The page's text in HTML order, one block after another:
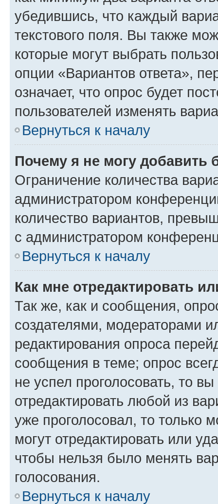
убедившись, что каждый
текстового поля. Вы также
которые могут выбрать
опции «Вариантов ответа»,
означает, что опрос будет
пользователей изменять
Вернуться к началу
Почему я не могу добавить
Ограничение количества
администратором
количество вариантов,
с администратором
Вернуться к началу
Как мне отредактировать
Так же, как и сообщения,
создателями, модераторами
редактирования опроса
сообщения в теме; опрос
не успел проголосовать, то
отредактировать любой из
уже проголосовал, то только
могут отредактировать или
чтобы нельзя было менять
голосования.
Вернуться к началу